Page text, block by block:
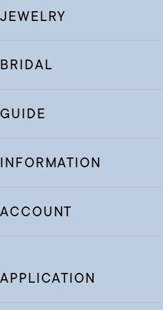
JEWELRY
BRIDAL
GUIDE
INFORMATION
ACCOUNT
APPLICATION